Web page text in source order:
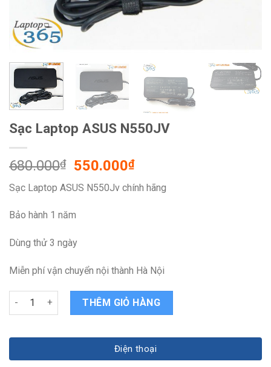
Sạc Laptop ASUS N550JV
680.000₫
Original
price
was:
680.000₫.
550.000₫Current
price
is:
Sạc Laptop ASUS N550Jv chính hãng
Bảo hành 1 năm
Dùng thử 3 ngày
Miễn phí vận chuyển nội thành Hà Nội
Sạc Laptop ASUS N550JV quantity
THÊM GIỎ HÀNG
Điện thoại